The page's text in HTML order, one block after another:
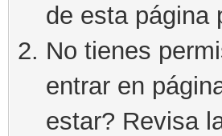
de esta página
No tienes
entrar en
estar? Revisa